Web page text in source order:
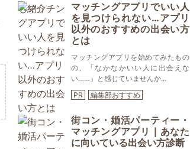
マッチングアプリでいい人
を見つけられない…アプリ
以外のおすすめの出会い方
とは
マッチングアプリを始めてみたもの
の、「なかなかいい人に出会えな
い……」と感じていませんか...
PR
編集部おすすめ
街コン・婚活パーティー・
マッチングアプリ｜あなた
に向いている出会い方診断